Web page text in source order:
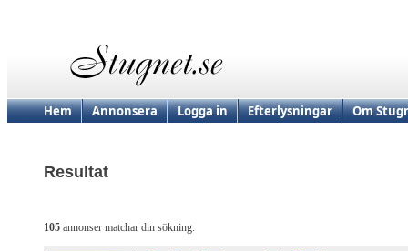
Hem Annonsera Logga in Efterlysningar Om
Resultat
105 annonser matchar din sökning.